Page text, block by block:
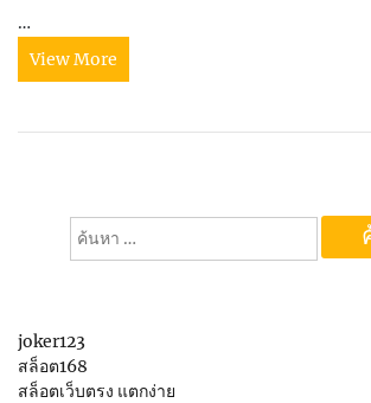
…
View More
ค้นหา
joker123
สล็อต168
สล็อตเว็บตรง แตกง่าย